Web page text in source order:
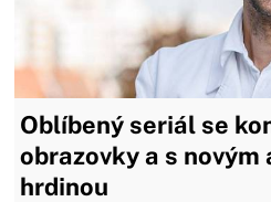
Oblíbený seriál se
obrazovky a s
hrdinou